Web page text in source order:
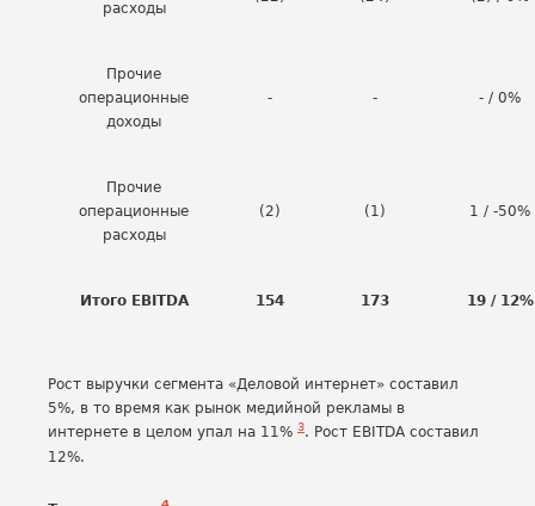
расходы
Прочие
операционные
доходы
- - - / 0%
Прочие
операционные
расходы
(2) (1) 1 / -50%
Итого EBITDA 154 173 19 / 12%
Рост выручки сегмента «Деловой интернет» составил
5%, в то время как рынок медийной рекламы в
интернете в целом упал на 11% 3. Рост EBITDA составил
12%.